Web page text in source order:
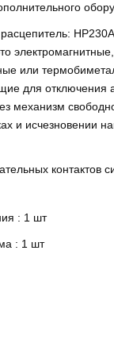
или
для отключения
механизм
и исчезновении
контактов
: 1 шт
: 1 шт